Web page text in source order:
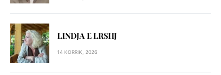
LINDJA E LRSHJ
14 KORRIK, 2026